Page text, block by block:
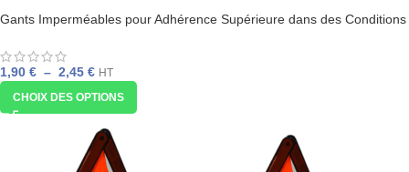
Gants Imperméables pour Adhérence Supérieure dans des Conditions
1,90 € – 2,45 € HT
CHOIX DES OPTIONS